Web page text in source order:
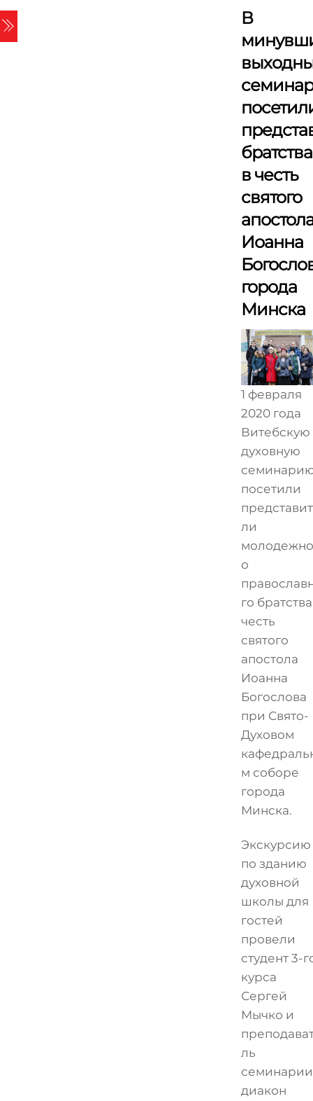
Skip
to
content
В
братства
в честь
святого
Иоанна
города
Минска
1 февраля
2020 года
Витебскую
духовную
посетили
ли
о
го
честь
святого
апостола
Иоанна
Богослова
при Свято-
Духовом
м соборе
города
Минска.
Экскурсию
по зданию
духовной
школы для
гостей
провели
студент 3-
курса
Сергей
Мычко и
ль
семинарии
диакон